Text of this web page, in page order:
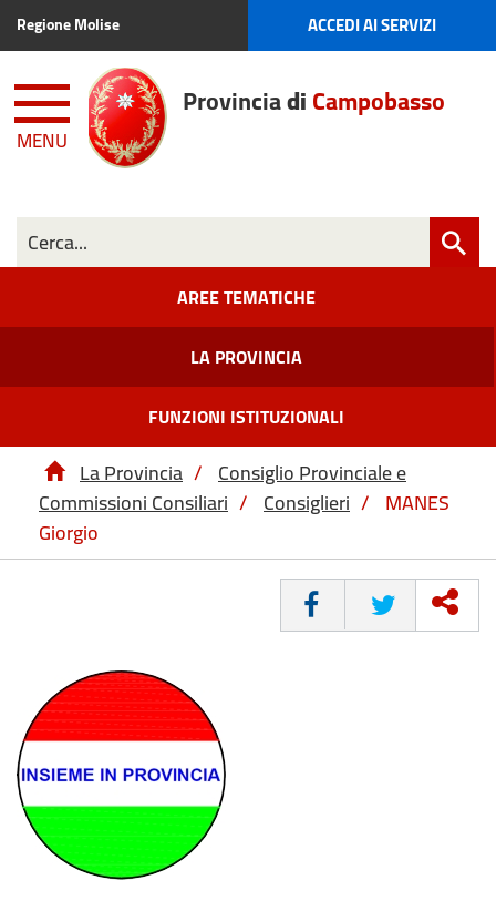
Regione Molise ACCEDI AI SERVIZI
MENU
ProvinciadiCampobasso
AREE TEMATICHE
LA PROVINCIA
FUNZIONI ISTITUZIONALI
La Provincia / Consiglio Provinciale e
Commissioni Consiliari / Consiglieri / MANES
Giorgio
CONDIVIDI